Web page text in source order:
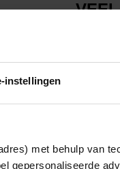
instellingen
met behulp van
gepersonaliseerde